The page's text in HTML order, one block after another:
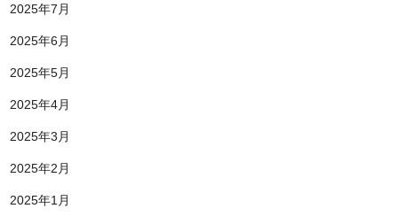
2025年7月
2025年6月
2025年5月
2025年4月
2025年3月
2025年2月
2025年1月